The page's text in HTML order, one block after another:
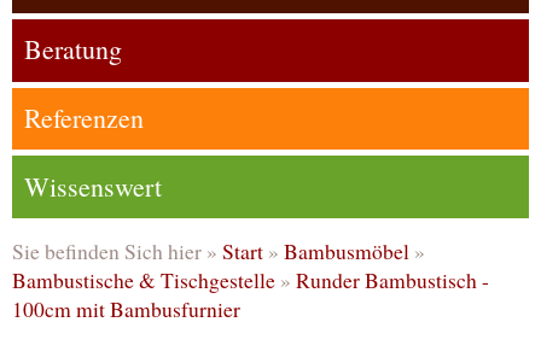
Beratung
Referenzen
Wissenswert
Sie befinden Sich hier » Start » Bambusmöbel »
Bambustische & Tischgestelle » Runder Bambustisch -
100cm mit Bambusfurnier